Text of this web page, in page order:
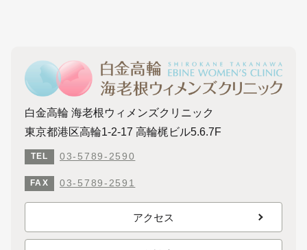
白金高輪 海老根ウィメンズクリニック
東京都港区高輪1-2-17 高輪梶ビル5.6.7F
TEL 03-5789-2590
FAX 03-5789-2591
アクセス